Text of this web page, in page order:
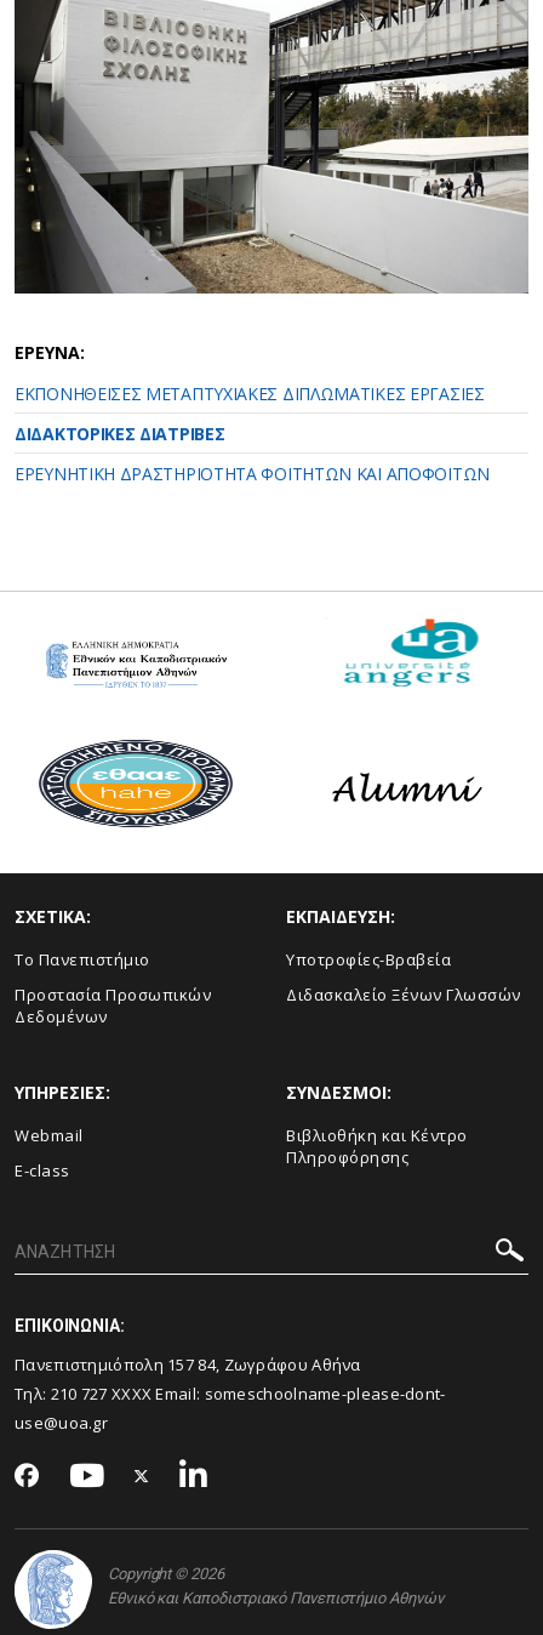
ΕΡΕΥΝΑ:
ΕΚΠΟΝΗΘΕΙΣΕΣ ΜΕΤΑΠΤΥΧΙΑΚΕΣ ΔΙΠΛΩΜΑΤΙΚΕΣ ΕΡΓΑΣΙΕΣ
ΔΙΔΑΚΤΟΡΙΚΕΣ ΔΙΑΤΡΙΒΕΣ
ΕΡΕΥΝΗΤΙΚΗ ΔΡΑΣΤΗΡΙΟΤΗΤΑ ΦΟΙΤΗΤΩΝ ΚΑΙ ΑΠΟΦΟΙΤΩΝ
ΣΧΕΤΙΚΑ:
Το Πανεπιστήμιο
Προστασία Προσωπικών
Δεδομένων
ΕΚΠΑΙΔΕΥΣΗ:
Υποτροφίες-Βραβεία
Διδασκαλείο Ξένων Γλωσσών
ΥΠΗΡΕΣΙΕΣ:
Webmail
E-class
ΣΥΝΔΕΣΜΟΙ:
Βιβλιοθήκη και Κέντρο
Πληροφόρησης
ΕΠΙΚΟΙΝΩΝΙΑ:
Πανεπιστημιόπολη 157 84, Ζωγράφου Αθήνα
Τηλ: 210 727 XXXX Email: someschoolname-please-dont-
use@uoa.gr
Copyright © 2026
Εθνικό και Καποδιστριακό Πανεπιστήμιο Αθηνών